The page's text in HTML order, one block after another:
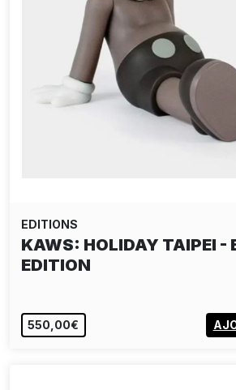
EDITIONS
KAWS: HOLIDAY TAIPEI -
EDITION
550,00€